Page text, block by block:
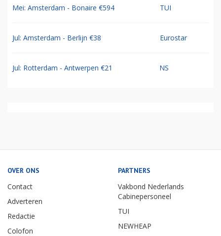
Mei: Amsterdam - Bonaire €594 TUI
Jul: Amsterdam - Berlijn €38 Eurostar
Jul: Rotterdam - Antwerpen €21 NS
OVER ONS
Contact
Adverteren
Redactie
Colofon
PARTNERS
Vakbond Nederlands
Cabinepersoneel
TUI
NEWHEAP